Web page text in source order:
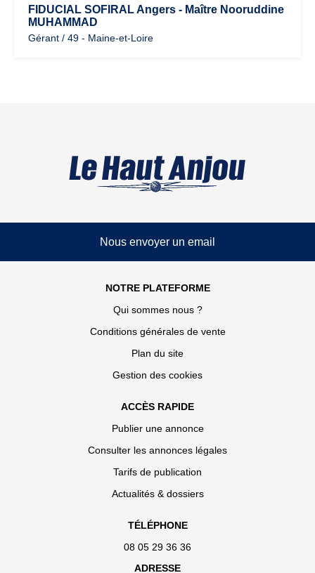
FIDUCIAL SOFIRAL Angers - Maître Nooruddine
MUHAMMAD
Gérant / 49 - Maine-et-Loire
Nous envoyer un email
NOTRE PLATEFORME
Qui sommes nous ?
Conditions générales de vente
Plan du site
Gestion des cookies
ACCÈS RAPIDE
Publier une annonce
Consulter les annonces légales
Tarifs de publication
Actualités & dossiers
TÉLÉPHONE
08 05 29 36 36
ADRESSE